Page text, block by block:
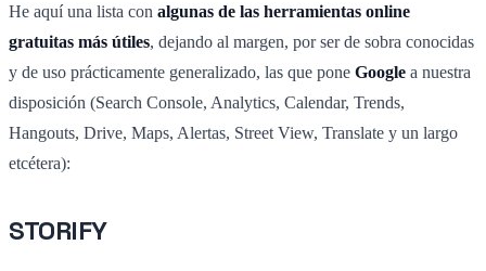
He aquí una lista con algunas de las herramientas online
gratuitas más útiles, dejando al margen, por ser de sobra conocidas
y de uso prácticamente generalizado, las que pone Google a nuestra
disposición (Search Console, Analytics, Calendar, Trends,
Hangouts, Drive, Maps, Alertas, Street View, Translate y un largo
etcétera):
STORIFY